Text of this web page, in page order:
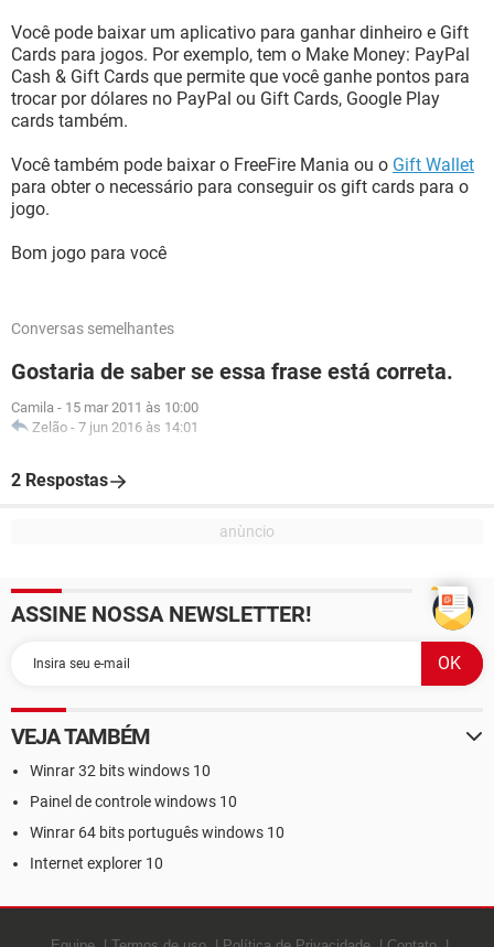
Você pode baixar um aplicativo para ganhar dinheiro e Gift
Cards para jogos. Por exemplo, tem o Make Money: PayPal
Cash & Gift Cards que permite que você ganhe pontos para
trocar por dólares no PayPal ou Gift Cards, Google Play
cards também.
Você também pode baixar o FreeFire Mania ou o Gift Wallet
para obter o necessário para conseguir os gift cards para o
jogo.
Bom jogo para você
Conversas semelhantes
Gostaria de saber se essa frase está correta.
Camila - 15 mar 2011 às 10:00
Zelão - 7 jun 2016 às 14:01
2 Respostas
ASSINE NOSSA NEWSLETTER!
VEJA TAMBÉM
Winrar 32 bits windows 10
Painel de controle windows 10
Winrar 64 bits português windows 10
Internet explorer 10